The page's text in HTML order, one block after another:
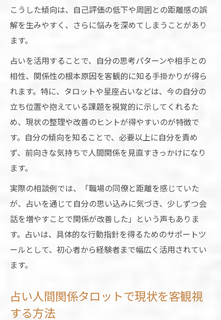
こうした傾向は、自己評価の低下や周囲との距離感の誤
解を生みやすく、さらに悩みを深めてしまうことがあり
ます。
占いを活用することで、自分の思考パターンや相手との
相性、関係性の根本原因を客観的に知る手掛かりが得ら
れます。特に、タロットや星座占いなどは、今の自分の
立ち位置や抱えている課題を視覚的に示してくれるた
め、現状の整理や改善のヒントが得やすいのが特徴で
す。自分の傾向を知ることで、必要以上に自分を責め
ず、前向きな気持ちで人間関係を見直すきっかけになり
ます。
実際の相談例では、「職場の同僚と距離を感じていた
が、占いを通じて自分の思い込みに気づき、少しずつ会
話を増やすことで関係が改善した」という声もありま
す。占いは、具体的な行動指針を得るためのサポートツ
ールとして、初心者から経験者まで幅広く活用されてい
ます。
占い人間関係タロットで現状を客観視
する方法